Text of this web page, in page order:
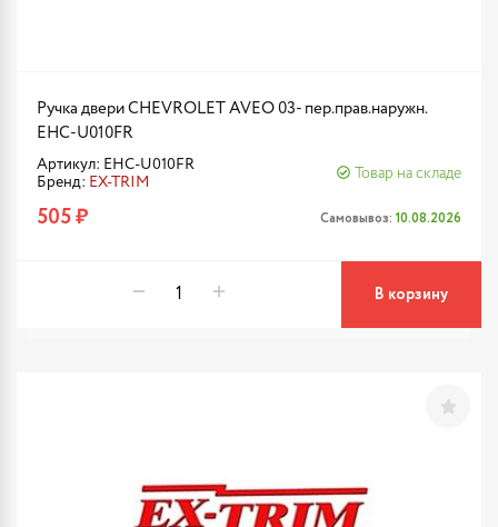
Ручка двери CHEVROLET AVEO 03- пер.прав.наружн.
EHC-U010FR
Артикул: EHC-U010FR
Бренд: EX-TRIM
Товар на складе
505 ₽ Самовывоз: 10.08.2026
В корзину